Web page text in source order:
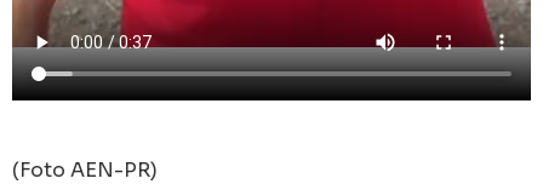
(Foto AEN-PR)